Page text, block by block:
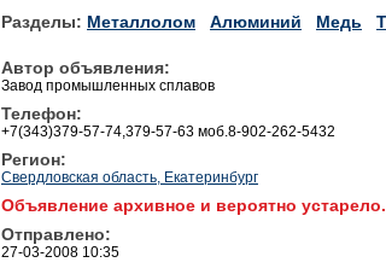
Разделы: Металлолом Алюминий Медь
Автор объявления:
Завод промышленных сплавов
Телефон:
+7(343)379-57-74,379-57-63 моб.8-902-262-5432
Регион:
Свердловская область, Екатеринбург
Объявление архивное и вероятно устарело.
Отправлено:
27-03-2008 10:35